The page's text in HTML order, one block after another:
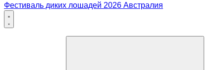
Фестиваль диких лошадей 2026 Австралия